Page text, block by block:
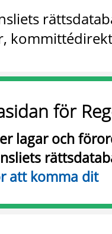
för
lagar och
att komma dit